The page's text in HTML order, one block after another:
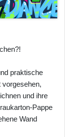
praktische
vorgesehen,
und ihre
Pappe
Wand